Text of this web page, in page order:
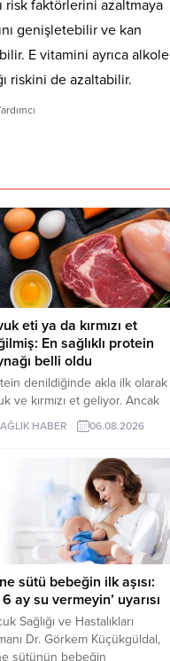
risk faktörlerini azaltmaya
genişletebilir ve kan
E vitamini ayrıca alkole
riskini de azaltabilir.
eti ya da kırmızı et
En sağlıklı protein
belli oldu
denildiğinde akla ilk olarak
ve kırmızı et geliyor. Ancak
insanları, son yıllarda yapılan
kurubaklagilleri daha
çıkardığını belirtiyor. Özellikle
nohut ve fasulyenin
yüksek protein hem de lif
uzun vadeli sağlık
önemli avantajlar
ifade ediliyor.
HABER 06.08.2026
sütü bebeğin ilk aşısı:
6 ay su vermeyin’ uyarısı
Sağlığı ve Hastalıkları
Dr. Görkem Küçükgüldal,
sütünün bebeğin